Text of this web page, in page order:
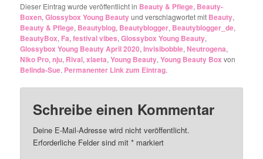
Dieser Eintrag wurde veröffentlicht in Beauty & Pflege, Beauty-
Boxen,Glossybox Young Beautyund verschlagwortet mit Beauty,
Beauty & Pflege, Beautyblog, Beautyblogger, Beautyblogger_de,
BeautyBox, Fa,festival vibes,Glossybox Young Beauty,
Glossybox Young Beauty April 2020,Invisibobble,Neutrogena,
Niko Pro,nju, Rival,xlaeta,Young Beauty,Young Beauty Box von
Belinda-Sue. Permanenter Link zum Eintrag.
Schreibe einen Kommentar
Deine E-Mail-Adresse wird nicht veröffentlicht.
Erforderliche Felder sind mit* markiert